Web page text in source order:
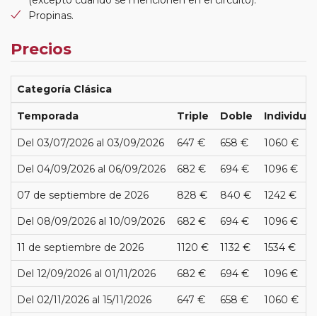
Propinas.
Precios
Categoría Clásica
Temporada Triple Doble Individual
Del 03/07/2026 al 03/09/2026 647 € 658 € 1060 €
Del 04/09/2026 al 06/09/2026 682 € 694 € 1096 €
07 de septiembre de 2026 828 € 840 € 1242 €
Del 08/09/2026 al 10/09/2026 682 € 694 € 1096 €
11 de septiembre de 2026 1120 € 1132 € 1534 €
Del 12/09/2026 al 01/11/2026 682 € 694 € 1096 €
Del 02/11/2026 al 15/11/2026 647 € 658 € 1060 €